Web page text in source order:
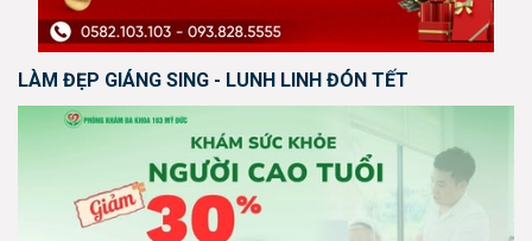
LÀM ĐẸP GIÁNG SING - LUNH LINH ĐÓN TẾT